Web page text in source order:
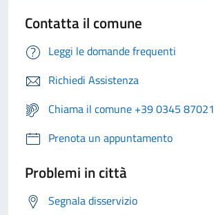
Contatta il comune
Leggi le domande frequenti
Richiedi Assistenza
Chiama il comune +39 0345 87021
Prenota un appuntamento
Problemi in città
Segnala disservizio